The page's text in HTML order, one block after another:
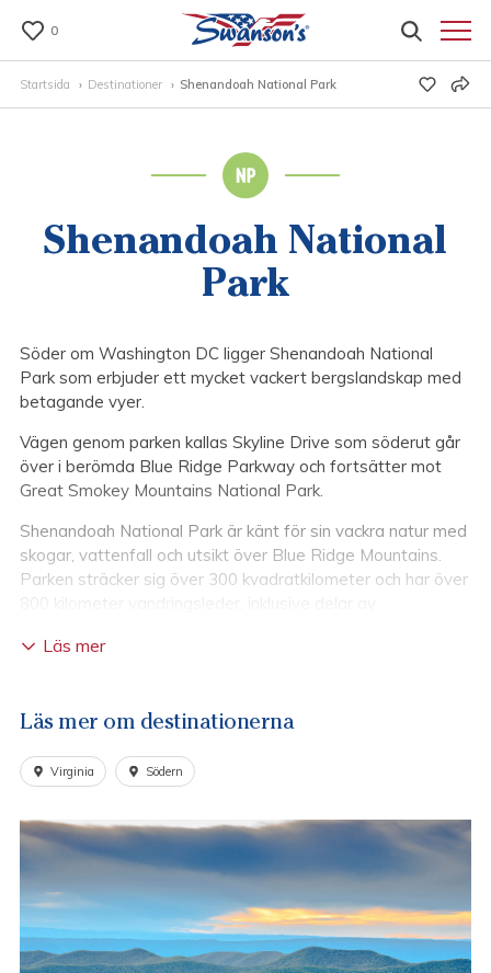
0
Startsida Destinationer Shenandoah National Park
Shenandoah National
Park
Söder om Washington DC ligger Shenandoah National
Park som erbjuder ett mycket vackert bergslandskap med
betagande vyer.
Vägen genom parken kallas Skyline Drive som söderut går
över i berömda Blue Ridge Parkway och fortsätter mot
Great Smokey Mountains National Park.
Shenandoah National Park är känt för sin vackra natur med
skogar, vattenfall och utsikt över Blue Ridge Mountains.
Parken sträcker sig över 300 kvadratkilometer och har över
Läs mer
Läs mer om destinationerna
Virginia Södern